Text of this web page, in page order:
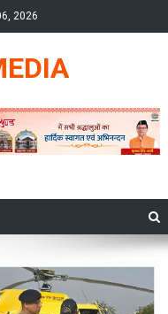
2026